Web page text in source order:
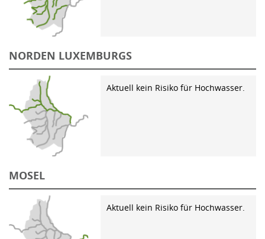
NORDEN LUXEMBURGS
Aktuell kein Risiko für Hochwasser.
MOSEL
Aktuell kein Risiko für Hochwasser.